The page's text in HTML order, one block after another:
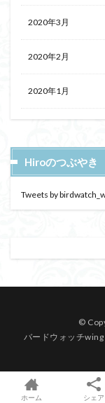
2020年3月
2020年2月
2020年1月
Hiroのつぶやき
Tweets by
©
バードウォッチwing
ホーム シェア